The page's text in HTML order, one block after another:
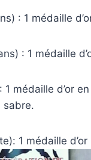
: 1 médaille
: 1 médaille
1 médaille d’or
sabre.
1 médaille